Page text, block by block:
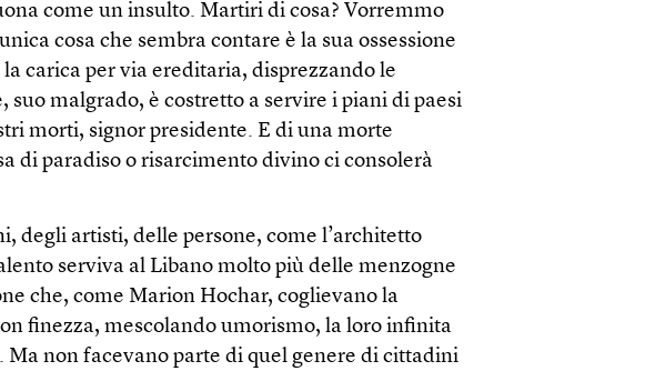
come un insulto. Martiri di cosa? Vorremmo
cosa che sembra contare è la sua ossessione
carica per via ereditaria, disprezzando le
suo malgrado, è costretto a servire i piani di paesi
morti, signor presidente. E di una morte
di paradiso o risarcimento divino ci consolerà
degli artisti, delle persone, come l’architetto
serviva al Libano molto più delle menzogne
che, come Marion Hochar, coglievano la
finezza, mescolando umorismo, la loro infinita
Ma non facevano parte di quel genere di cittadini